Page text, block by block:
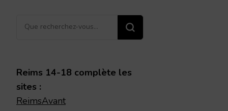
Vous
Reims 14-18 complète les
sites :
ReimsAvant